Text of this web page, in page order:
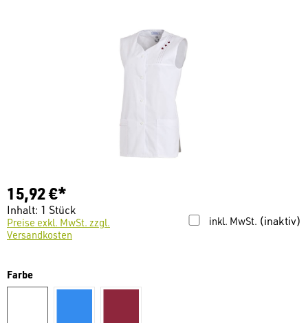
15,92 €*
Inhalt: 1 Stück
inkl. MwSt. (inaktiv)
Preise exkl. MwSt. zzgl.
Versandkosten
Farbeauswählen